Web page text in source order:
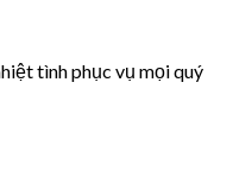
tình phục vụ mọi quý